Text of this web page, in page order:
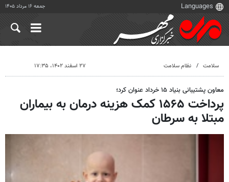
جمعه ۱۶ مرداد ۱۴۰۵
سلامت نظام سلامت ۲۷ اسفند ۱۴۰۲، ۱۷:۳۵
معاون پشتیبانی بنیاد ۱۵ خرداد عنوان کرد؛
پرداخت ۱۵۶۵ کمک هزینه درمان به بیماران
مبتلا به سرطان